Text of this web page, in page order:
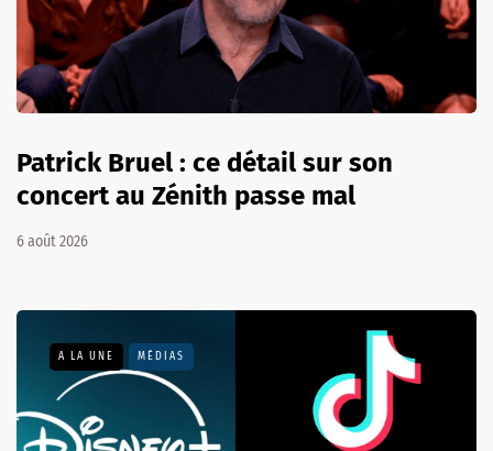
Patrick Bruel : ce détail sur son
concert au Zénith passe mal
6 août 2026
A LA UNE MÉDIAS